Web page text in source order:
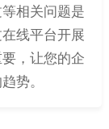
相关问题是
线平台开展
，让您的企
势。